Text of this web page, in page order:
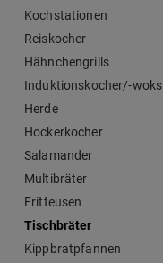
Kochstationen
Reiskocher
Hähnchengrills
Induktionskocher/-woks
Herde
Hockerkocher
Salamander
Multibräter
Fritteusen
Tischbräter
Kippbratpfannen